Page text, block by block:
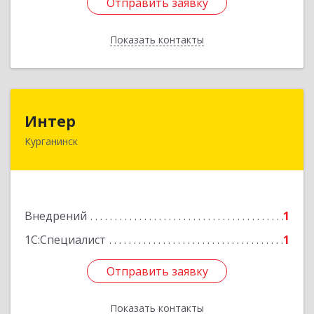
Показать контакты
Назад
Интер
Курганинск
Внедрений
1
1С:Специалист
1
Отправить заявку
Показать контакты
352430, Краснодарский край, Курганинск г,
Отправить заявку
Назад